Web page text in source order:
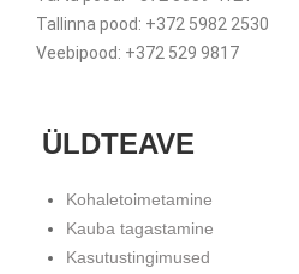
Tallinna pood: +372 5982 2530
Veebipood: +372 529 9817
ÜLDTEAVE
Kohaletoimetamine
Kauba tagastamine
Kasutustingimused